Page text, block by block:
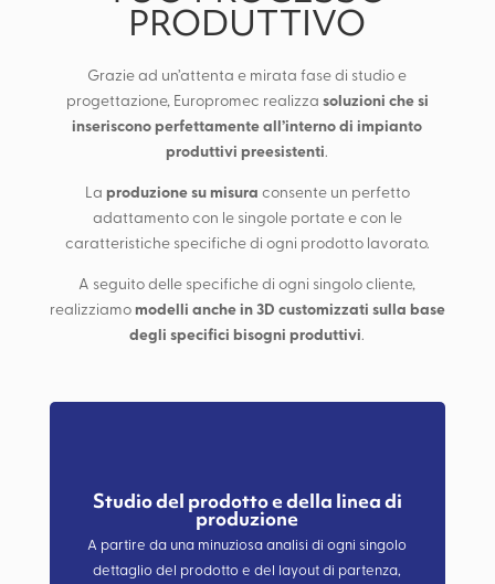
PRODUTTIVO
Grazie ad un’attenta e mirata fase di studio e
progettazione, Europromec realizza soluzioni che si
inseriscono perfettamente all’interno di impianto
produttivi preesistenti.
La produzione su misura consente un perfetto
adattamento con le singole portate e con le
caratteristiche specifiche di ogni prodotto lavorato.
A seguito delle specifiche di ogni singolo cliente,
realizziamomodelli anche in 3D customizzati sulla base
degli specifici bisogni produttivi.
Studio del prodotto e della linea di
produzione
A partire da una minuziosa analisi di ogni singolo
dettaglio del prodotto e del layout di partenza,